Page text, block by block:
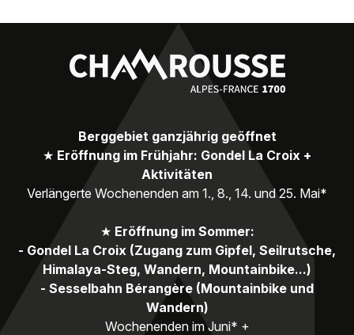
Berggebiet ganzjährig geöffnet
★ Eröffnung im Frühjahr: Gondel La Croix +
Aktivitäten
Verlängerte Wochenenden am 1., 8., 14. und 25. Mai*
★ Eröffnung im Sommer:
- Gondel La Croix (Zugang zum Gipfel, Seilrutsche,
Himalaya-Steg, Wandern, Mountainbike...)
- Sesselbahn Bérangère (Mountainbike und
Wandern)
Wochenenden im Juni* +